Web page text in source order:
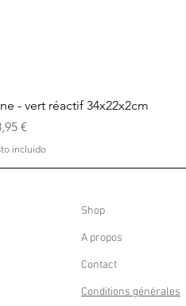
rápida
- vert réactif 34x22x2cm
€
incluido
Shop
A propos
Contact
Conditions générales